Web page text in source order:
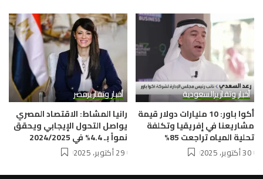
أخبار وتقاريرالسعودية
أكوا باور: 10 مليارات دولار قيمة
مشاريعنا في إفريقيا وتكلفة
تحلية المياه تراجعت 85%
30 أكتوبر، 2025
أخبار وتقاريرمصر
رانيا المشاط: الاقتصاد المصري
يواصل التحول الإيجابي ويحقق
نمواً بـ 4.4% في 2024/2025
29 أكتوبر، 2025